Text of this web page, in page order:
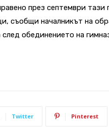
през септември
съобщи началникът на
обединението на
Twitter Pinterest